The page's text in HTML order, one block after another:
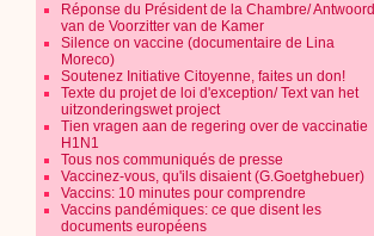
Réponse du Président de la Chambre/ Antwoord
van de Voorzitter van de Kamer
Silence on vaccine (documentaire de Lina
Moreco)
Soutenez Initiative Citoyenne, faites un don!
Texte du projet de loi d'exception/ Text van het
uitzonderingswet project
Tien vragen aan de regering over de vaccinatie
H1N1
Tous nos communiqués de presse
Vaccinez-vous, qu'ils disaient (G.Goetghebuer)
Vaccins: 10 minutes pour comprendre
Vaccins pandémiques: ce que disent les
documents européens